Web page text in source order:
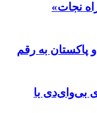
نجات»
پاکستان به رقم
بی‌وای‌دی با